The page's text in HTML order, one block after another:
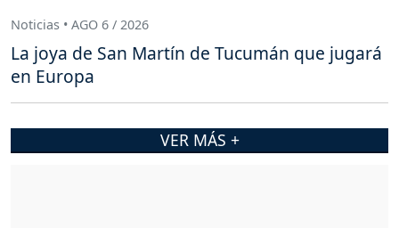
Noticias • AGO 6 / 2026
La joya de San Martín de Tucumán que jugará
en Europa
VER MÁS +